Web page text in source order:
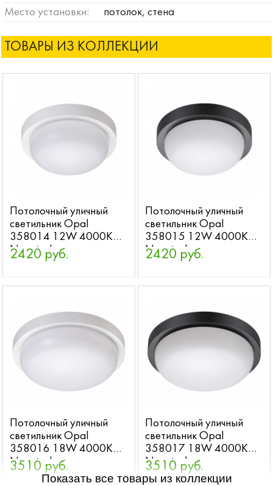
Место установки:
потолок, стена
ТОВАРЫ ИЗ КОЛЛЕКЦИИ
Потолочный уличный
светильник Opal
358014 12W 4000K
Novotech
2420 руб.
Потолочный уличный
светильник Opal
358015 12W 4000K
Novotech
2420 руб.
Потолочный уличный
светильник Opal
358016 18W 4000K
Novotech
3510 руб.
Потолочный уличный
светильник Opal
358017 18W 4000K
Novotech
3510 руб.
Показать все товары из коллекции